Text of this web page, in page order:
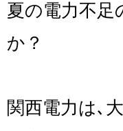
夏の電力不足
か？
関西電力は､